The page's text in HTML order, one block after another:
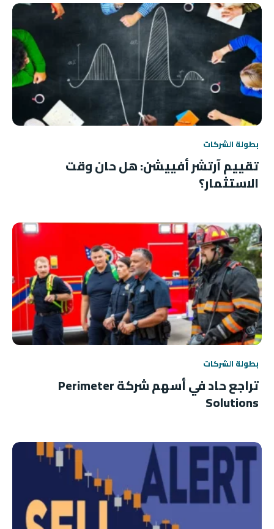
بطولة الشركات
تقييم آرتشر أفييشن: هل حان وقت
الاستثمار؟
بطولة الشركات
تراجع حاد في أسهم شركة Perimeter
Solutions